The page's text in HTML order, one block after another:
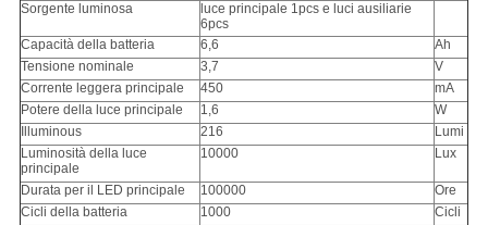
Sorgente luminosa
luce principale 1pcs e luci ausiliarie
6pcs
Capacità della batteria
6,6
Ah
Tensione nominale
3,7
V
Corrente leggera principale
450
mA
Potere della luce principale
1,6
W
Illuminous
216
Lumi
Luminosità della luce
principale
10000 Lux
Durata per il LED principale 100000
Ore
Cicli della batteria
1000
Cicli